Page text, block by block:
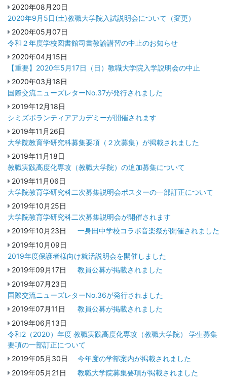
2020年08月20日
2020年9月5日(土)教職大学院入試説明会について（変更）
2020年05月07日
令和２年度学校図書館司書教諭講習の中止のお知らせ
2020年04月15日
【重要】2020年5月17日（日）教職大学院入学説明会の中止
2020年03月18日
国際交流ニューズレターNo.37が発行されました
2019年12月18日
シミズボランティアアカデミーが開催されます
2019年11月26日
大学院教育学研究科募集要項（２次募集）が掲載されました
2019年11月18日
教職実践高度化専攻（教職大学院）の追加募集について
2019年11月06日
大学院教育学研究科二次募集説明会ポスターの一部訂正について
2019年10月25日
大学院教育学研究科二次募集説明会が開催されます
2019年10月23日
一身田中学校コラボ音楽祭が開催されました
2019年10月09日
2019年度保護者様向け就活説明会を開催しました
2019年09月17日
教員公募が掲載されました
2019年07月23日
国際交流ニューズレターNo.36が発行されました
2019年07月11日
教員公募が掲載されました
2019年06月13日
令和2（2020）年度 教職実践高度化専攻（教職大学院） 学生募集
要項の一部訂正について
2019年05月30日
今年度の学部案内が掲載されました
2019年05月21日
教職大学院募集要項が掲載されました